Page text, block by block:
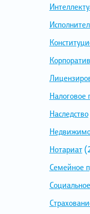
Налоговое
Наследство
Нотариат
Семейное